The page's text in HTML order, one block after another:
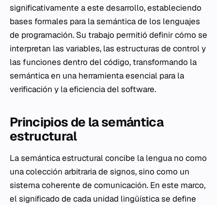
significativamente a este desarrollo, estableciendo
bases formales para la semántica de los lenguajes
de programación. Su trabajo permitió definir cómo se
interpretan las variables, las estructuras de control y
las funciones dentro del código, transformando la
semántica en una herramienta esencial para la
verificación y la eficiencia del software.
Principios de la semántica
estructural
La semántica estructural concibe la lengua no como
una colección arbitraria de signos, sino como un
sistema coherente de comunicación. En este marco,
el significado de cada unidad lingüística se define